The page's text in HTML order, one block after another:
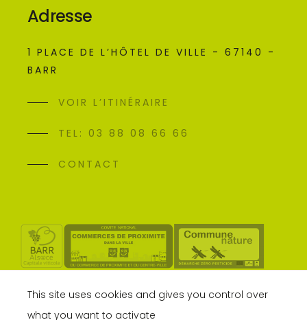
Adresse
1 PLACE DE L’HÔTEL DE VILLE - 67140 -
BARR
VOIR L’ITINÉRAIRE
TEL: 03 88 08 66 66
CONTACT
This site uses cookies and gives you control over
what you want to activate